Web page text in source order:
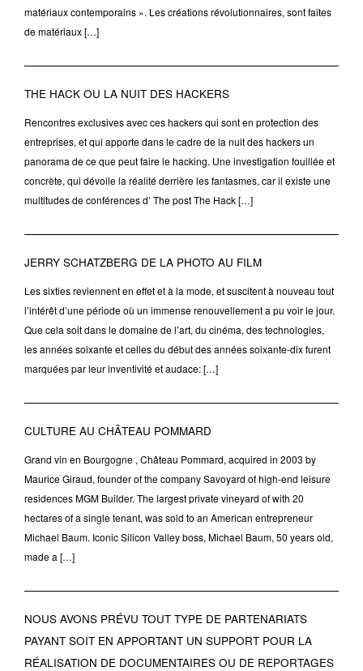
matériaux contemporains ». Les créations révolutionnaires, sont faites
de matériaux […]
THE HACK OU LA NUIT DES HACKERS
Rencontres exclusives avec ces hackers qui sont en protection des
entreprises, et qui apporte dans le cadre de la nuit des hackers un
panorama de ce que peut faire le hacking. Une investigation fouillée et
concrète, qui dévoile la réalité derrière les fantasmes, car il existe une
multitudes de conférences d’ The post The Hack […]
JERRY SCHATZBERG DE LA PHOTO AU FILM
Les sixties reviennent en effet et à la mode, et suscitent à nouveau tout
l’intérêt d’une période où un immense renouvellement a pu voir le jour.
Que cela soit dans le domaine de l’art, du cinéma, des technologies,
les années soixante et celles du début des années soixante-dix furent
marquées par leur inventivité et audace: […]
CULTURE AU CHÂTEAU POMMARD
Grand vin en Bourgogne , Château Pommard, acquired in 2003 by
Maurice Giraud, founder of the company Savoyard of high-end leisure
residences MGM Builder. The largest private vineyard of with 20
hectares of a single tenant, was sold to an American entrepreneur
Michael Baum. Iconic Silicon Valley boss, Michael Baum, 50 years old,
made a […]
NOUS AVONS PRÉVU TOUT TYPE DE PARTENARIATS
PAYANT SOIT EN APPORTANT UN SUPPORT POUR LA
RÉALISATION DE DOCUMENTAIRES OU DE REPORTAGES